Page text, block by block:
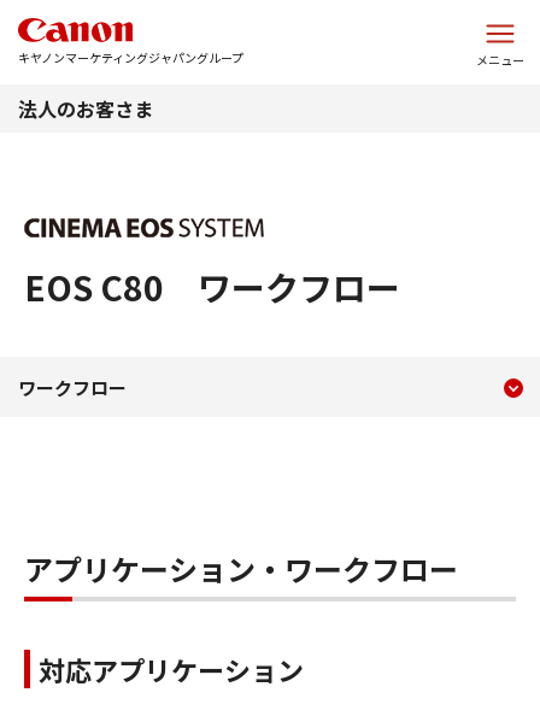
キヤノンマーケティングジャパングループ メニュー
法人のお客さま
EOS C80 ワークフロー
ワークフロー
アプリケーション・ワークフロー
対応アプリケーション